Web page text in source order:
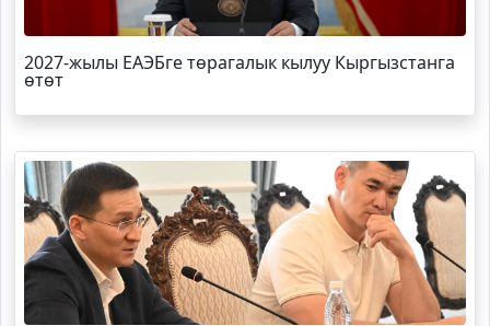
2027-жылы ЕАЭБге төрагалык кылуу Кыргызстанга
өтөт